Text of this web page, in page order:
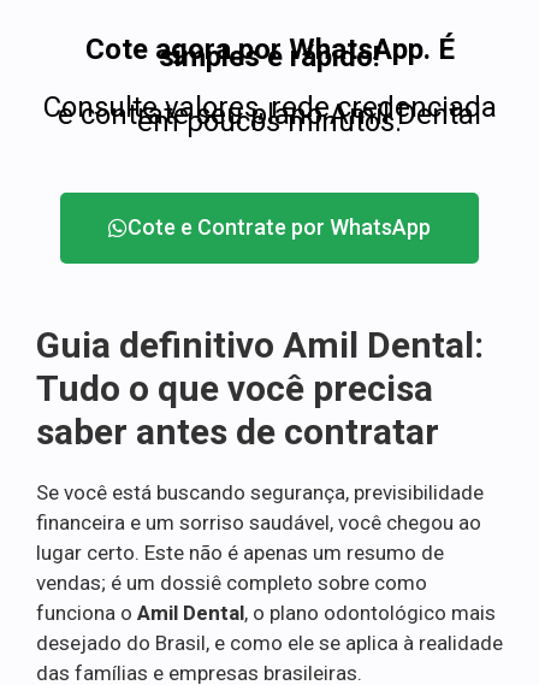
Cote agora por WhatsApp. É
simples e rápido!
Consulte valores, rede credenciada
e contrate seu plano Amil Dental
em poucos minutos.
Cote e Contrate por WhatsApp
Guia definitivo Amil Dental:
Tudo o que você precisa
saber antes de contratar
Se você está buscando segurança, previsibilidade
financeira e um sorriso saudável, você chegou ao
lugar certo. Este não é apenas um resumo de
vendas; é um dossiê completo sobre como
funciona o Amil Dental, o plano odontológico mais
desejado do Brasil, e como ele se aplica à realidade
das famílias e empresas brasileiras.